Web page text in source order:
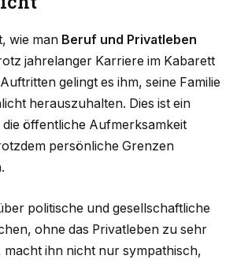
wie man Beruf und Privatleben
jahrelanger Karriere im Kabarett
gelingt es ihm, seine Familie
herauszuhalten. Dies ist ein
die öffentliche Aufmerksamkeit
persönliche Grenzen
politische und gesellschaftliche
ohne das Privatleben zu sehr
macht ihn nicht nur sympathisch,